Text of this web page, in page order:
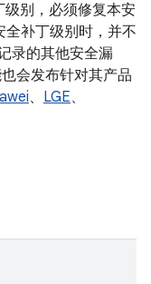
别，必须修复本安
补丁级别时，并不
录的其他安全漏
会发布针对其产品
、 LGE、